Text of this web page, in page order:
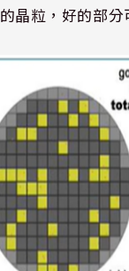
的晶粒，好的部